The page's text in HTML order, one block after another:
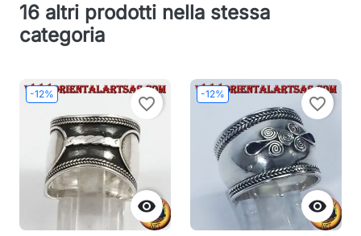
16 altri prodotti nella stessa
categoria
-12%

favorite_border
-12%

favorite_border